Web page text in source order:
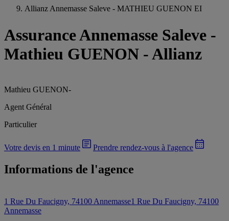
Allianz Annemasse Saleve - MATHIEU GUENON EI
Assurance Annemasse Saleve -
Mathieu GUENON - Allianz
Mathieu GUENON-
Agent Général
Particulier
Votre devis en 1 minute Prendre rendez-vous à l'agence
Informations de l'agence
1 Rue Du Faucigny, 74100 Annemasse1 Rue Du Faucigny, 74100
Annemasse